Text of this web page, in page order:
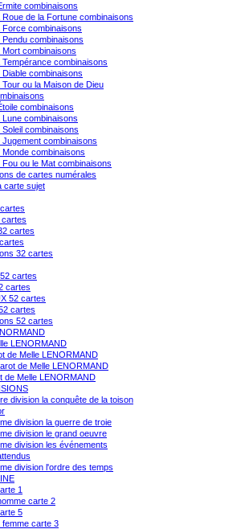
combinaisons
Roue de la Fortune combinaisons
Force combinaisons
Pendu combinaisons
Mort combinaisons
Tempérance combinaisons
Diable combinaisons
Tour ou la Maison de Dieu
combinaisons
Lune combinaisons
Soleil combinaisons
Jugement combinaisons
Monde combinaisons
Fou ou le Mat combinaisons
de cartes numérales
carte sujet
cartes
32 cartes
cartes
cartes
52 cartes
cartes
52 cartes
LENORMAND
de Melle LENORMAND
de Melle LENORMAND
de Melle LENORMAND
division la conquête de la toison
division la guerre de troie
division le grand oeuvre
division les événements
division l'ordre des temps
1
carte 2
5
femme carte 3